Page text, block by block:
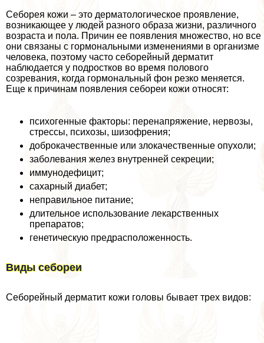
Себорея кожи – это дерматологическое проявление,
возникающее у людей разного образа жизни, различного
возраста и пола. Причин ее появления множество, но все
они связаны с гормональными изменениями в организме
человека, поэтому часто себорейный дерматит
наблюдается у подростков во время пoлoвoго
созревания, когда гормональный фон резко меняется.
Еще к причинам появления себореи кожи относят:
психогенные факторы: перенапряжение, нервозы,
стрессы, психозы, шизофрения;
доброкачественные или злокачественные опухоли;
заболевания желез внутренней секреции;
иммунодефицит;
сахарный диабет;
неправильное питание;
длительное использование лекарственных
препаратов;
генетическую предрасположенность.
Виды себореи
Себорейный дерматит кожи головы бывает трех видов: